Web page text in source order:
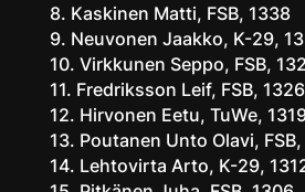
8. Kaskinen Matti, FSB, 1338
9. Neuvonen Jaakko, K-29,
10. Virkkunen Seppo, FSB,
11. Fredriksson Leif, FSB, 1326
12. Hirvonen Eetu, TuWe,
13. Poutanen Unto Olavi, FSB,
14. Lehtovirta Arto, K-29,